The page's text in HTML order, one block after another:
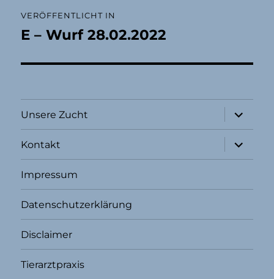
VERÖFFENTLICHT IN
E – Wurf 28.02.2022
Unsere Zucht
öffnen
Kontakt
öffnen
Impressum
Datenschutzerklärung
Disclaimer
Tierarztpraxis